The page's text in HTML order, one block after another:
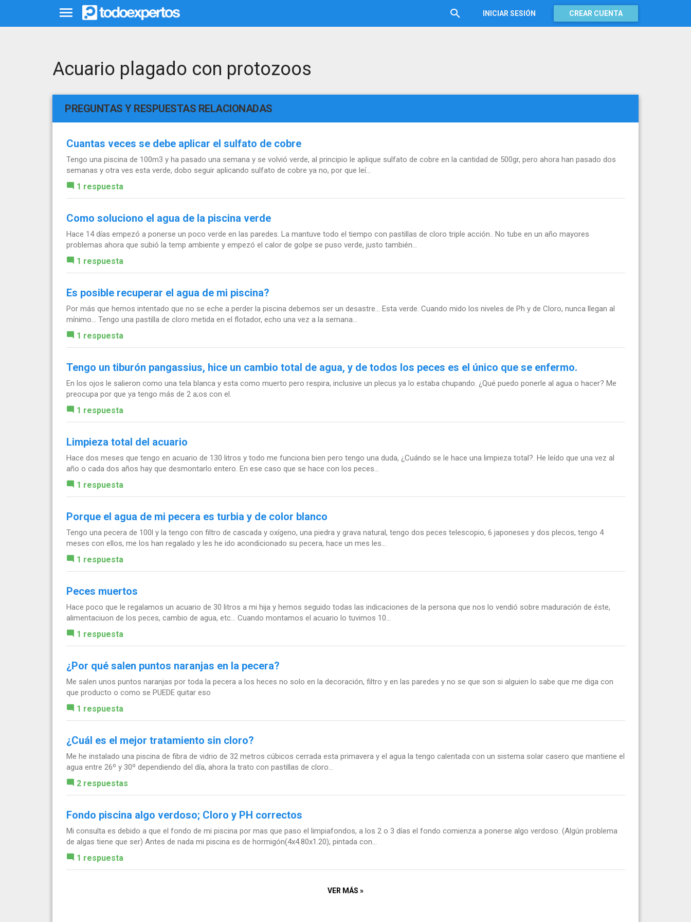
INICIAR SESIÓN CREAR CUENTA
Acuario plagado con protozoos
PREGUNTAS Y RESPUESTAS RELACIONADAS
Cuantas veces se debe aplicar el sulfato de cobre
Tengo una piscina de 100m3 y ha pasado una semana y se volvió verde, al principio le aplique sulfato de cobre en la cantidad de 500gr, pero ahora han pasado dos
semanas y otra ves esta verde, dobo seguir aplicando sulfato de cobre ya no, por que leí...
1 respuesta
Como soluciono el agua de la piscina verde
Hace 14 días empezó a ponerse un poco verde en las paredes. La mantuve todo el tiempo con pastillas de cloro triple acción.. No tube en un año mayores
problemas ahora que subió la temp ambiente y empezó el calor de golpe se puso verde, justo también...
1 respuesta
Es posible recuperar el agua de mi piscina?
Por más que hemos intentado que no se eche a perder la piscina debemos ser un desastre... Esta verde. Cuando mido los niveles de Ph y de Cloro, nunca llegan al
mínimo... Tengo una pastilla de cloro metida en el flotador, echo una vez a la semana...
1 respuesta
Tengo un tiburón pangassius, hice un cambio total de agua, y de todos los peces es el único que se enfermo.
En los ojos le salieron como una tela blanca y esta como muerto pero respira, inclusive un plecus ya lo estaba chupando. ¿Qué puedo ponerle al agua o hacer? Me
preocupa por que ya tengo más de 2 a;os con el.
1 respuesta
Limpieza total del acuario
Hace dos meses que tengo en acuario de 130 litros y todo me funciona bien pero tengo una duda, ¿Cuándo se le hace una limpieza total?. He leído que una vez al
año o cada dos años hay que desmontarlo entero. En ese caso que se hace con los peces...
1 respuesta
Porque el agua de mi pecera es turbia y de color blanco
Tengo una pecera de 100l y la tengo con filtro de cascada y oxígeno, una piedra y grava natural, tengo dos peces telescopio, 6 japoneses y dos plecos, tengo 4
meses con ellos, me los han regalado y les he ido acondicionado su pecera, hace un mes les...
1 respuesta
Peces muertos
Hace poco que le regalamos un acuario de 30 litros a mi hija y hemos seguido todas las indicaciones de la persona que nos lo vendió sobre maduración de éste,
alimentaciuon de los peces, cambio de agua, etc... Cuando montamos el acuario lo tuvimos 10...
1 respuesta
¿Por qué salen puntos naranjas en la pecera?
Me salen unos puntos naranjas por toda la pecera a los heces no solo en la decoración, filtro y en las paredes y no se que son si alguien lo sabe que me diga con
que producto o como se PUEDE quitar eso
1 respuesta
¿Cuál es el mejor tratamiento sin cloro?
Me he instalado una piscina de fibra de vidrio de 32 metros cúbicos cerrada esta primavera y el agua la tengo calentada con un sistema solar casero que mantiene el
agua entre 26º y 30º dependiendo del día, ahora la trato con pastillas de cloro...
2 respuestas
Fondo piscina algo verdoso; Cloro y PH correctos
Mi consulta es debido a que el fondo de mi piscina por mas que paso el limpiafondos, a los 2 o 3 días el fondo comienza a ponerse algo verdoso. (Algún problema
de algas tiene que ser) Antes de nada mi piscina es de hormigón(4x4.80x1.20), pintada con...
1 respuesta
VER MÁS »